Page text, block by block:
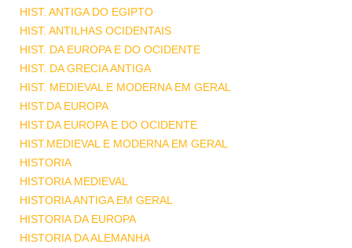
HIST. ANTIGA DO EGIPTO
HIST. ANTILHAS OCIDENTAIS
HIST. DA EUROPA E DO OCIDENTE
HIST. DA GRECIA ANTIGA
HIST. MEDIEVAL E MODERNA EM GERAL
HIST.DA EUROPA
HIST.DA EUROPA E DO OCIDENTE
HIST.MEDIEVAL E MODERNA EM GERAL
HISTORIA
HISTORIA MEDIEVAL
HISTORIA ANTIGA EM GERAL
HISTORIA DA EUROPA
HISTORIA DA ALEMANHA